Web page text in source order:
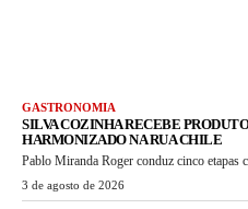
GASTRONOMIA
SILVA COZINHA RECEBE
HARMONIZADO NA RUA CHILE
Pablo Miranda Roger conduz cinco etapas
3 de agosto de 2026